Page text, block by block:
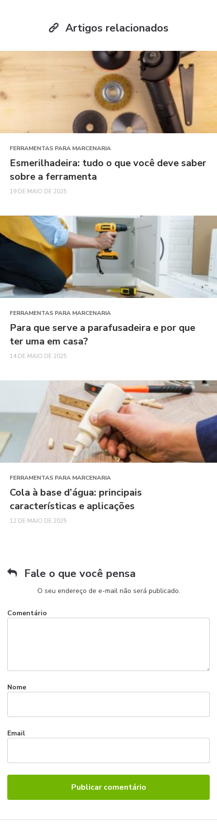
Artigos relacionados
FERRAMENTAS PARA MARCENARIA
Esmerilhadeira: tudo o que você deve saber
sobre a ferramenta
19 DE MAIO DE 2025
FERRAMENTAS PARA MARCENARIA
Para que serve a parafusadeira e por que
ter uma em casa?
14 DE MAIO DE 2025
FERRAMENTAS PARA MARCENARIA
Cola à base d’água: principais
características e aplicações
12 DE MAIO DE 2025
Fale o que você pensa
O seu endereço de e-mail não será publicado.
Nome
Email
Comentário